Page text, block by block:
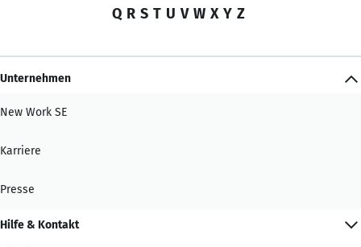
Q R S T U V W X Y Z
Unternehmen
New Work SE
Karriere
Presse
Hilfe & Kontakt